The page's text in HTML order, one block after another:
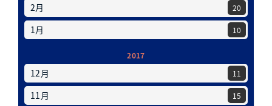
2月 20
1月 10
2017
12月 11
11月 15